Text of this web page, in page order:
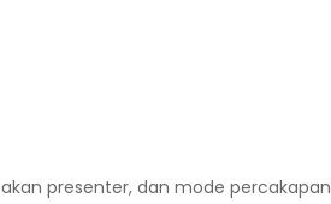
presenter, dan mode percakapan